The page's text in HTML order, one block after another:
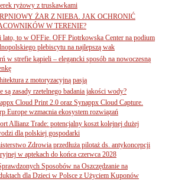
ryżowy z truskawkami
ŻAR Z NIEBA. JAK OCHRONIĆ
W TERENIE?
lato, to w OFFie. OFF Piotrkowska Center na podium
plebiscytu na najlepszą wak
w strefie kąpieli – elegancki sposób na nowoczesną
z motoryzacyjną pasją
są zasady rzetelnego badania jakości wody?
Cloud Print 2.0 oraz Synappx Cloud Capture.
Europe wzmacnia ekosystem rozwiązań
Allianz Trade: potencjalny koszt kolejnej dużej
dla polskiej gospodarki
Zdrowia przedłuża pilotaż ds. antykoncepcji
w aptekach do końca czerwca 2028
Sposobów na Oszczędzanie na
dla Dzieci w Polsce z Użyciem Kuponów